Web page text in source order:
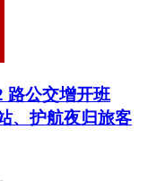
路公交增开班
、护航夜归旅客